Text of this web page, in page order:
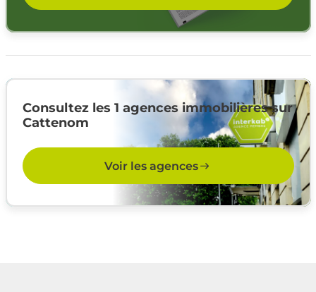
Consultez les 1 agences immobilières sur
Cattenom
Voir les agences